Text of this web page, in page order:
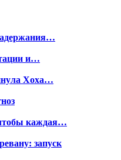
и…
Хоха…
каждая…
запуск